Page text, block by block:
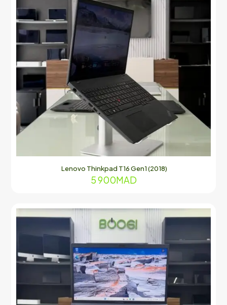
Lenovo Thinkpad T16 Gen1 (2018)
5 900MAD